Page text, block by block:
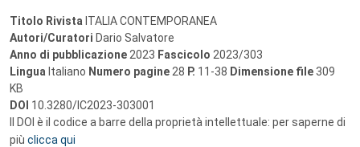
Titolo Rivista ITALIA CONTEMPORANEA
Autori/Curatori Dario Salvatore
Anno di pubblicazione 2023 Fascicolo 2023/303
Lingua Italiano Numero pagine 28 P. 11-38 Dimensione file 309
KB
DOI 10.3280/IC2023-303001
Il DOI è il codice a barre della proprietà intellettuale: per saperne di
più clicca qui